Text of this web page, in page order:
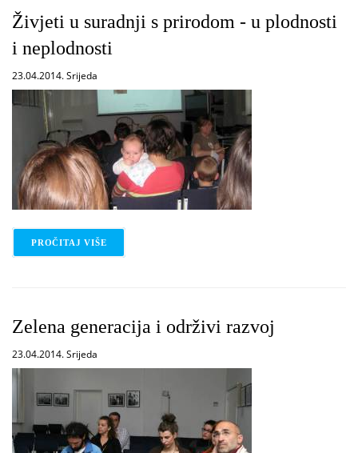
Živjeti u suradnji s prirodom - u plodnosti
i neplodnosti
23.04.2014. Srijeda
PROČITAJ VIŠE
Zelena generacija i održivi razvoj
23.04.2014. Srijeda